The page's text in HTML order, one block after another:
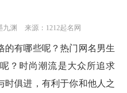
九渊 来源：1212起名网
的有哪些呢？热门网名男生
？时尚潮流是大众所追求
时俱进，有利于你和他人之